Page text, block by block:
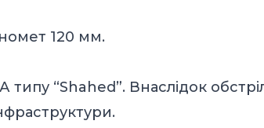
120 мм.
“Shahed”. Внаслідок